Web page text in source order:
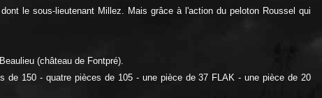
le sous-lieutenant Millez. Mais grâce à l'action du peloton Roussel qui
(château de Fontpré).
de 150 - quatre pièces de 105 - une pièce de 37 FLAK - une pièce de 20